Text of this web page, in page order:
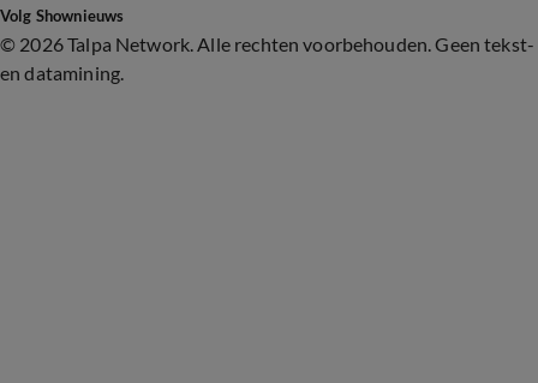
Volg Shownieuws
© 2026 Talpa Network. Alle rechten voorbehouden. Geen tekst-
en datamining.